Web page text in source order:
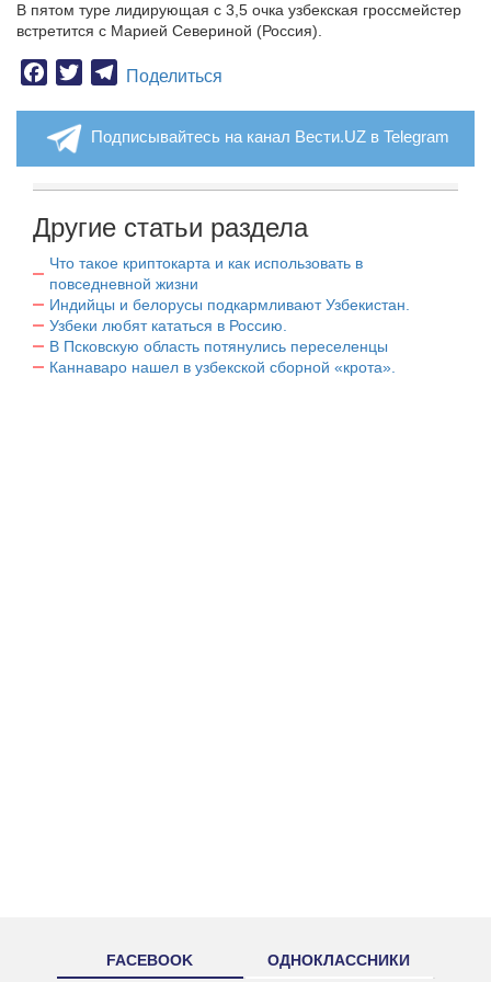
В пятом туре лидирующая с 3,5 очка узбекская гроссмейстер
встретится с Марией Севериной (Россия).
Facebook
TwitterTelegram
Поделиться
Подписывайтесь на канал Вести.UZ в Telegram
Другие статьи раздела
Что такое криптокарта и как использовать в
повседневной жизни
Индийцы и белорусы подкармливают Узбекистан.
Узбеки любят кататься в Россию.
В Псковскую область потянулись переселенцы
Каннаваро нашел в узбекской сборной «крота».
FACEBOOK ОДНОКЛАССНИКИ